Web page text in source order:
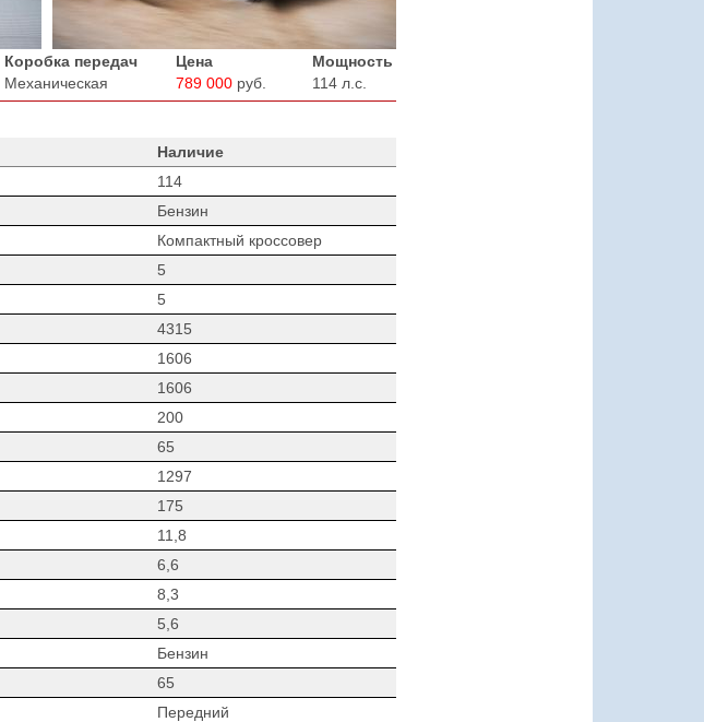
Коробка передач Цена
Мощность
Механическая 789 000руб. 114 л.с.
Наличие
114
Бензин
Компактный кроссовер
5
5
4315
1606
1606
200
65
1297
175
11,8
6,6
8,3
5,6
Бензин
65
Передний